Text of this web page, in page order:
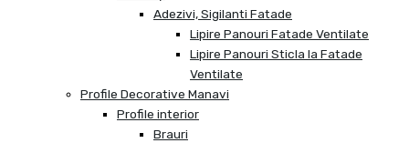
Adezivi, Sigilanti Fatade
Lipire Panouri Fatade Ventilate
Lipire Panouri Sticla la Fatade
Ventilate
Profile Decorative Manavi
Profile interior
Brauri